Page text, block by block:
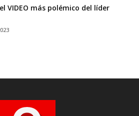
VIDEO más polémico del líder